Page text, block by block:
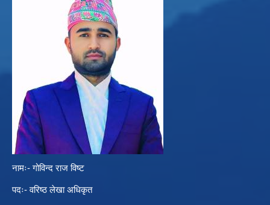
नामः- गोविन्द राज विष्ट
पदः- वरिष्ठ लेखा अधिकृत